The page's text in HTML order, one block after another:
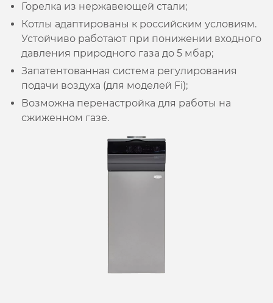
Горелка из нержавеющей стали;
Котлы адаптированы к российским условиям.
Устойчиво работают при понижении входного
давления природного газа до 5 мбар;
Запатентованная система регулирования
подачи воздуха (для моделей Fi);
Возможна перенастройка для работы на
сжиженном газе.